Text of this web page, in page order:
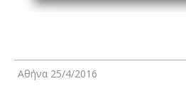
Αθήνα 25/4/2016